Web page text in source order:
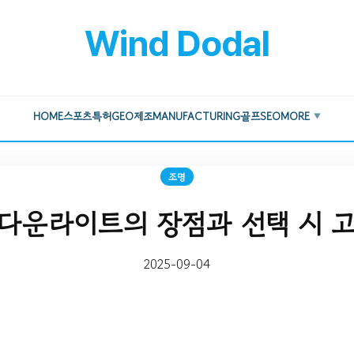
Wind Dodal
HOME스포츠특허GEO제조MANUFACTURING골프SEOMORE ▼
조명
운라이트의 장점과 선택 시
2025-09-04